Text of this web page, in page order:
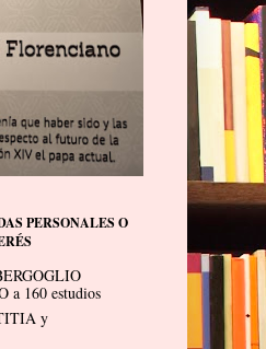
PERSONALES O
a 160 estudios
y